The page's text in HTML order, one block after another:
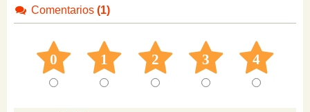
Comentarios (1)
0 1 2 3 4